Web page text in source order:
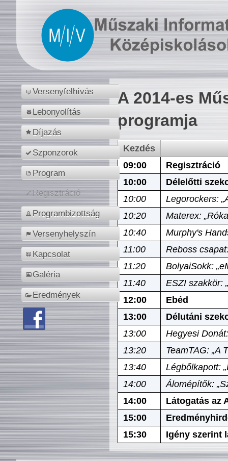
Versenyfelhívás
Lebonyolítás
Díjazás
Szponzorok
Program
Regisztráció
Programbizottság
Versenyhelyszín
Kapcsolat
Galéria
Eredmények
A 2014-es
programja
Kezdés
09:00
Regisztráció
10:00
Délelőtti
10:00
Legorockers:
10:20
Materex:
10:40
Murphy's
11:00
Reboss
11:20
BolyaiSokk:
11:40
ESZI szakkör:
12:00
Ebéd
13:00
Délutáni
13:00
Hegyesi
13:20
TeamTAG: „A
13:40
Légbőlkapott:
14:00
Álomépítők:
14:00
Látogatás az
15:00
15:30
Igény szerint